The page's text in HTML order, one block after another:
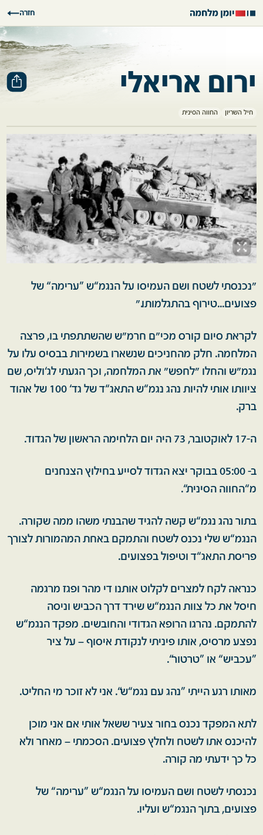
חזרה
ירום אריאלי
חיל השריון החווה הסינית
"נכנסתי לשטח ושם העמיסו על הנגמ“ש ”ערימה“ של
פצועים...טירוף בהתגלמותו."
לקראת סיום קורס מכי"ם חרמ"ש שהשתתפתי בו, פרצה
המלחמה. חלק מהחניכים שנשארו בשמירות בבסיס עלו על
נגמ"ש והחלו "לחפש" את המלחמה, וכך הגעתי לג‘וליס, שם
ציוותו אותי להיות נהג נגמ“ש התאג“ד של גד‘ 100 של אהוד
ברק.
ה-17 לאוקטובר, 73 היה יום הלחימה הראשון של הגדוד.
ב- 05:00 בבוקר יצא הגדוד לסייע בחילוץ הצנחנים
מ“החווה הסינית“.
בתור נהג נגמ“ש קשה להגיד שהבנתי משהו ממה שקורה.
הנגמ“ש שלי נכנס לשטח והתמקם באחת המהמורות לצורך
פריסת התאג“ד וטיפול בפצועים.
כנראה לקח למצרים לקלוט אותנו די מהר ופגז מרגמה
חיסל את כל צוות הנגמ“ש שירד דרך הכביש וניסה
להתמקם. נהרגו הרופא הגדודי והחובשים. מפקד הנגמ“ש
נפצע מרסיס, אותו פיניתי לנקודת איסוף – על ציר
”עכביש“ או ”טרטור“.
מאותו רגע הייתי ”נהג עם נגמ“ש“. אני לא זוכר מי החליט.
לתא המפקד נכנס בחור צעיר ששאל אותי אם אני מוכן
להיכנס אתו לשטח ולחלץ פצועים. הסכמתי – מאחר ולא
כל כך ידעתי מה קורה.
נכנסתי לשטח ושם העמיסו על הנגמ“ש ”ערימה“ של
פצועים, בתוך הנגמ“ש ועליו.